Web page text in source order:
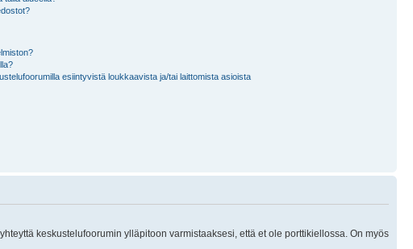
esiintyvistä loukkaavista ja/tai laittomista asioista
keskustelufoorumin ylläpitoon varmistaaksesi, että et ole porttikiellossa. On myös